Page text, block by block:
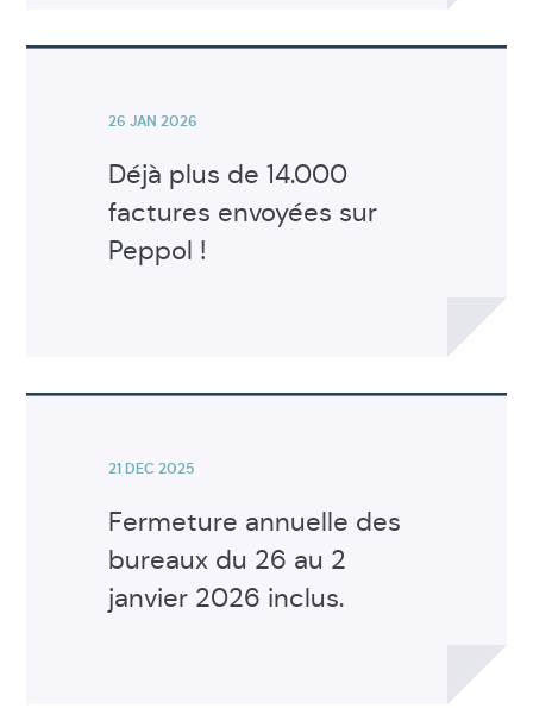
Voir
Déjà plus de 14.000
factures envoyées sur
Peppol !
26 JAN 2026
Voir
Fermeture annuelle des
bureaux du 26 au 2
janvier 2026 inclus.
21 DEC 2025